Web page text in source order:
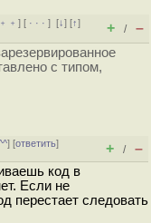
] [ · · ·][↓] [↑]
+ / –
с типом,
] [ответить]
+ / –
код в
Если не
перестает следовать